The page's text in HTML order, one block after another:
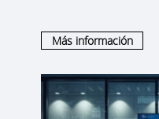
Más información